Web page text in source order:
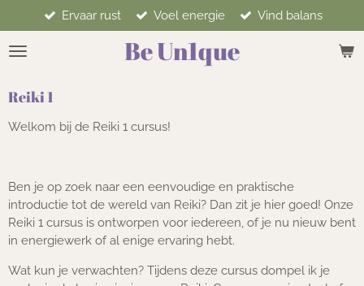
direct
naar
Be Un1que
Ervaar rust Voel energie Vind balans
Reiki 1
Welkom bij de Reiki 1 cursus!
Ben je op zoek naar een eenvoudige en praktische
introductie tot de wereld van Reiki? Dan zit je hier goed! Onze
Reiki 1 cursus is ontworpen voor iedereen, of je nu nieuw bent
in energiewerk of al enige ervaring hebt.
Wat kun je verwachten? Tijdens deze cursus dompel ik je